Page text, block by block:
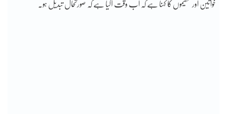
خواتین اور تنظیموں کا کہنا ہے کہ اب وقت آگیا ہے کہ صورتحال تبدیل ہو۔